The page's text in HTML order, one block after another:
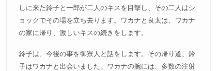
しに来た鈴子と一郎が二人のキスを目撃し、その二人はシ
ョックでその場を立ち去ります。ワカナと良太は、ワカナ
の家に帰り、激しいキスの続きをします。
鈴子は、今後の事を御寮人と話をします。その帰り道、鈴
子はワカナと出会いました。ワカナの腕には、多数の注射